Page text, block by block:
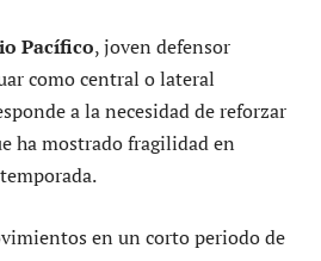
Pacífico, joven defensor
como central o lateral
a la necesidad de reforzar
ha mostrado fragilidad en
en un corto periodo de